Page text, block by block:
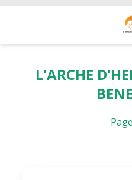
L'ARCHE